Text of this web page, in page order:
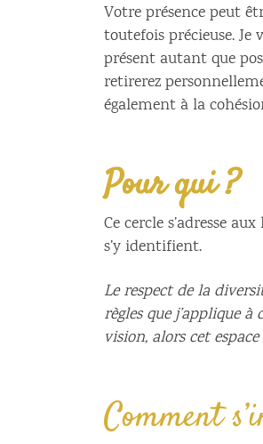
Votre présence peut
toutefois précieuse.
présent autant que
retirerez
également à la
Pour qui ?
Ce cercle s’adresse
s’y identifient.
Le respect de la
règles que j’applique
vision, alors cet
Comment